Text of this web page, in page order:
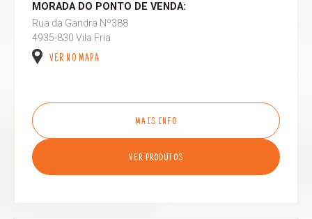
MORADA DO PONTO DE VENDA:
Rua da Gandra Nº388
4935-830 Vila Fria
VER NO MAPA
MAIS INFO
VER PRODUTOS